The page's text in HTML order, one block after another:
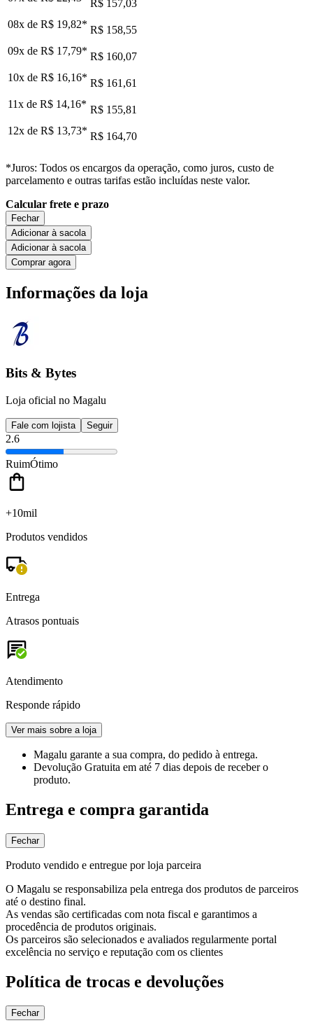
R$ 157,03
08x de R$ 19,82* R$ 158,55
09x de R$ 17,79* R$ 160,07
10x de R$ 16,16* R$ 161,61
11x de R$ 14,16* R$ 155,81
12x de R$ 13,73* R$ 164,70
*Juros: Todos os encargos da operação, como juros, custo de
parcelamento e outras tarifas estão incluídas neste valor.
Calcular frete e prazo
Fechar
Adicionar à sacola
Adicionar à sacola
Comprar agora
Informações da loja
Bits & Bytes
Loja oficial no Magalu
Fale com lojista Seguir
2.6
RuimÓtimo
+10mil
Produtos vendidos
Entrega
Atrasos pontuais
Atendimento
Responde rápido
Ver mais sobre a loja
Magalu garante a sua compra, do pedido à entrega.
Devolução Gratuita em até 7 dias depois de receber o
produto.
Entrega e compra garantida
Fechar
Produto vendido e entregue por loja parceira
O Magalu se responsabiliza pela entrega dos produtos de parceiros
até o destino final.
As vendas são certificadas com nota fiscal e garantimos a
procedência de produtos originais.
Os parceiros são selecionados e avaliados regularmente portal
excelência no serviço e reputação com os clientes
Política de trocas e devoluções
Fechar